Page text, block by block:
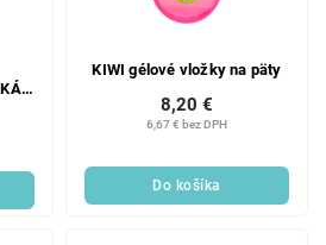
KIWI gélové vložky na päty
6,67 € bez DPH
8,20 €
Do košíka